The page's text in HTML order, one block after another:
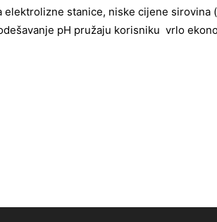
elektrolizne stanice, niske cijene sirovina
pH pružaju korisniku vrlo